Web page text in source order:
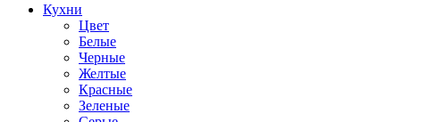
Кухни
Цвет
Белые
Черные
Желтые
Красные
Зеленые